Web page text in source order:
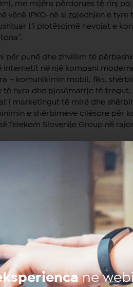
me mijëra përdorues të rinj
vënë IPKO-në si zgjedhjen e
t’i plotësojmë nevojat e
për punë dhe zhvillim të
internetit në një kompani
– komunikimin mobil, fiks,
hyra dhe pjesëmarrje të tregut,
i marketingut të mirë dhe
e shërbimeve cilësore për
Telekom Slovenije Group në
ku rritja e përdoruesve të
për transmetim ekskluziv të
do të jetë edhe më
milionë euro në 2011, dhe kanë
të cilat kanë pasur
EBITDA, pa efekt direkt në
në kombinim me rezultatet
madhe e të ardhurave nga
ne